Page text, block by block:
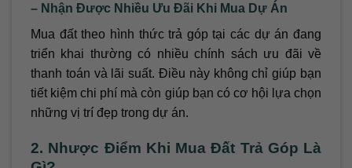
– Nhận Được Nhiều Ưu Đãi Khi Mua Dự Án
Mua đất theo hình thức trả góp tại các dự án đang
triển khai thường có nhiều chính sách ưu đãi về
thanh toán và lãi suất. Điều này không chỉ giúp bạn
tiết kiệm chi phí mà còn giúp bạn có cơ hội lựa chọn
những vị trí đẹp trong dự án.
2. Nhược Điểm Khi Mua Đất Trả Góp Là